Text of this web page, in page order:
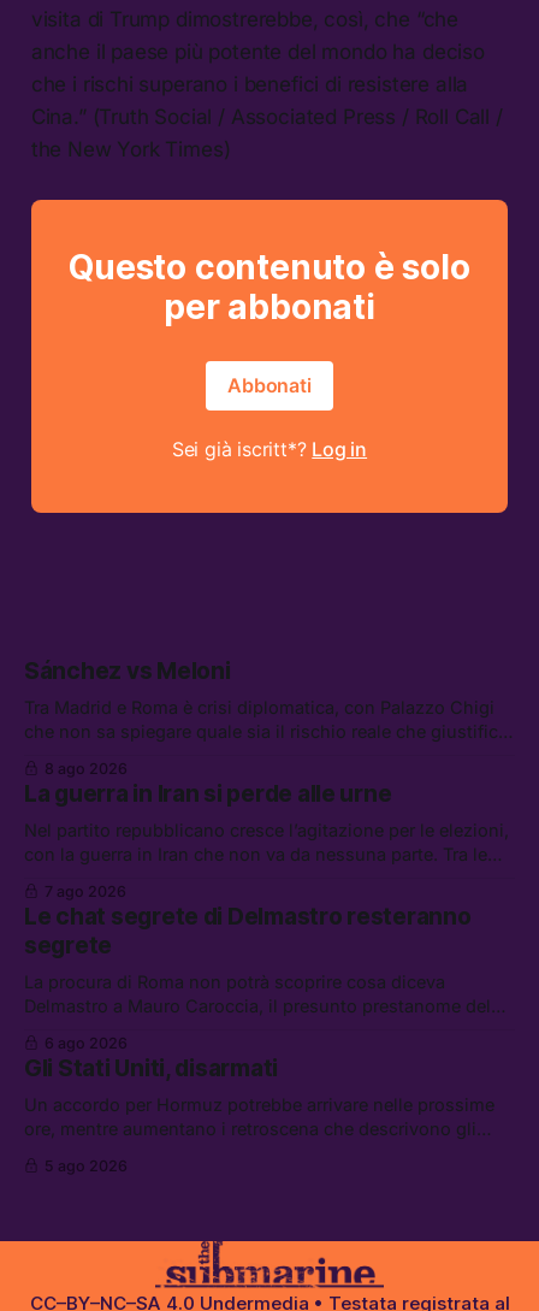
visita di Trump dimostrerebbe, così, che “che
anche il paese più potente del mondo ha deciso
che i rischi superano i benefici di resistere alla
Cina.” (Truth Social / Associated Press / Roll Call /
the New York Times)
Questo contenuto è solo
per abbonati
Abbonati
Sei già iscritt*? Log in
Sánchez vs Meloni
Tra Madrid e Roma è crisi diplomatica, con Palazzo Chigi
che non sa spiegare quale sia il rischio reale che giustifica
di difesa tra Arabia Saudita, Pakistan e Turchia, la crisi del
carburante irregolare, e un altro caso di IA ribelle
8 ago 2026
La guerra in Iran si perde alle urne
Nel partito repubblicano cresce l’agitazione per le elezioni,
con la guerra in Iran che non va da nessuna parte. Tra le
lavoro, Schlein prova a mettere in sicurezza la coalizione, e
che cos’è lo “Spiralismo,” la religione degli agenti IA
7 ago 2026
Le chat segrete di Delmastro resteranno
segrete
La procura di Roma non potrà scoprire cosa diceva
Delmastro a Mauro Caroccia, il presunto prestanome del
attacchi in Libano, il governo chiederà 36 miliardi di
flessibilità in armi e energia, e Grokipedia è già stata
abbandonata
6 ago 2026
Gli Stati Uniti, disarmati
Un accordo per Hormuz potrebbe arrivare nelle prossime
ore, mentre aumentano i retroscena che descrivono gli
chi aspetta i dispersi di Ceuta, il boom dei carburanti
5 ago 2026
CC–BY–NC–SA 4.0 Undermedia • Testata registrata al